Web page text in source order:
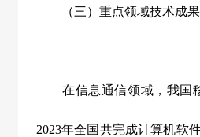
（三）重点领域技术成果
在信息通信领域，我国
2023年全国共完成计算机软